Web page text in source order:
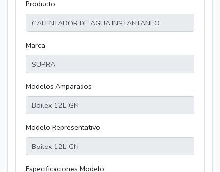
Producto
Marca
Modelos Amparados
Modelo Representativo
Especificaciones Modelo